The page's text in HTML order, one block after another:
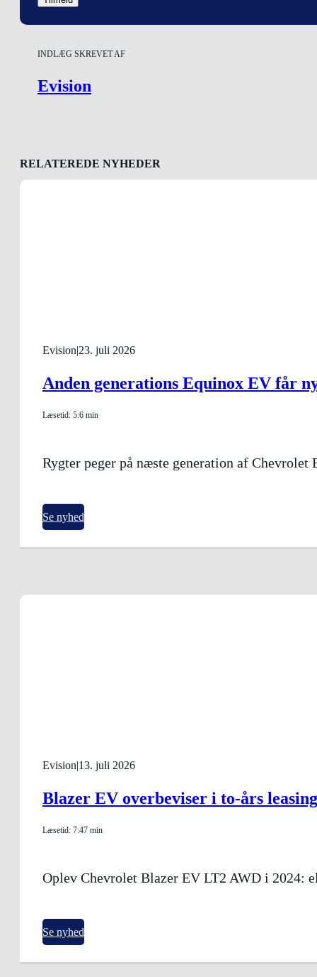
INDLÆG SKREVET AF
Evision
RELATEREDE NYHEDER
Evision|23. juli 2026
Anden generations Equinox EV får
Læsetid: 5:6 min
Rygter peger på næste generation af
Se nyhed
Evision|13. juli 2026
Blazer EV overbeviser i to-års
Læsetid: 7:47 min
Oplev Chevrolet Blazer EV LT2 AWD i 2024:
Se nyhed